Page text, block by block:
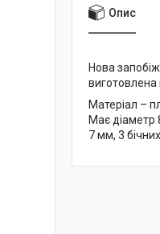
Опис
Нова
виготовлена
Матеріал –
Має діаметр
7 мм, 3